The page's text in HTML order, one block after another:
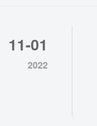
11-01
2022